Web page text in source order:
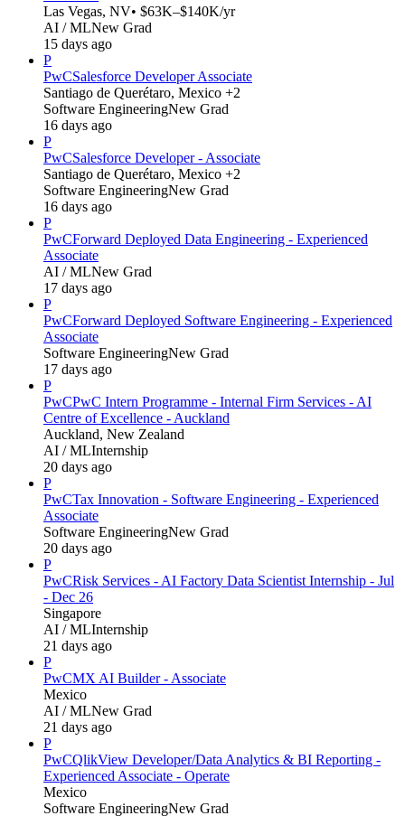
Las Vegas, NV• $63K–$140K/yr
AI / MLNew Grad
15 days ago
P
PwCSalesforce Developer Associate
Santiago de Querétaro, Mexico +2
Software EngineeringNew Grad
16 days ago
P
PwCSalesforce Developer - Associate
Santiago de Querétaro, Mexico +2
Software EngineeringNew Grad
16 days ago
P
PwCForward Deployed Data Engineering - Experienced
Associate
AI / MLNew Grad
17 days ago
P
PwCForward Deployed Software Engineering - Experienced
Associate
Software EngineeringNew Grad
17 days ago
P
PwCPwC Intern Programme - Internal Firm Services - AI
Centre of Excellence - Auckland
Auckland, New Zealand
AI / MLInternship
20 days ago
P
PwCTax Innovation - Software Engineering - Experienced
Associate
Software EngineeringNew Grad
20 days ago
P
PwCRisk Services - AI Factory Data Scientist Internship - Jul
- Dec 26
Singapore
AI / MLInternship
21 days ago
P
PwCMX AI Builder - Associate
Mexico
AI / MLNew Grad
21 days ago
P
PwCQlikView Developer/Data Analytics & BI Reporting -
Experienced Associate - Operate
Mexico
Software EngineeringNew Grad